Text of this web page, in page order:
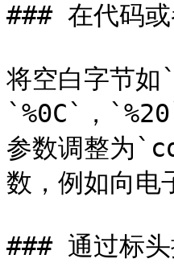
### 在代码或
将空白字节
`%0C`，
参数调整为
数，例如向电
### 通过标